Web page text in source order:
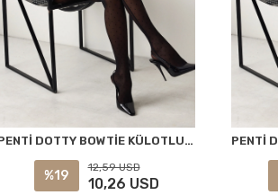
PENTİ DOTTY BOWTİE KÜLOTLU ÇORAP SİYAH S/M
%19
12,59 USD
10,26 USD